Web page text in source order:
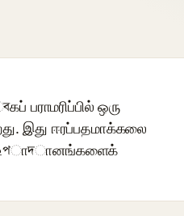
பராமரிப்பில் ஒரு
இது ஈரப்பதமாக்கலை
உপாদானங்களைக்